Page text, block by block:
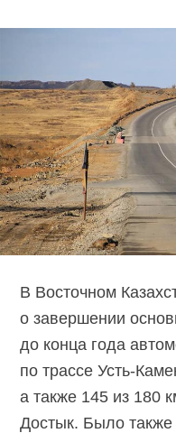
В Восточном
о завершении
до конца года
по трассеУсть-
а также 145 из 180
Достык. Было также